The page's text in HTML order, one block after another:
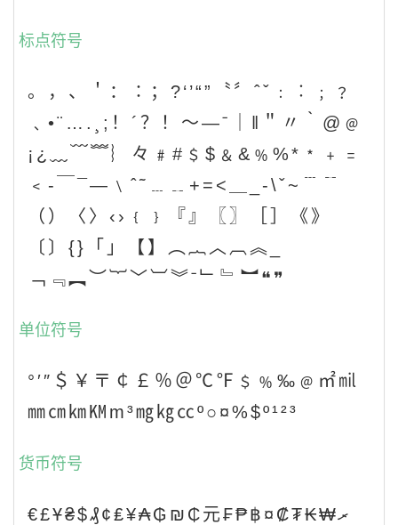
标点符号
。，、＇：∶；?‘’“”〝〞ˆˇ﹕︰﹔﹖
﹑•¨….¸;！´？！～—ˉ｜‖＂〃｀@﹫
¡¿﹏﹋﹌︴々﹟#﹩$﹠&﹪%*﹡﹢﹦
﹤‐￣¯―﹨ˆ˜﹍﹎+=<＿_-\ˇ~﹉﹊
（）〈〉‹›﹛﹜『』〖〗［］《》
〔〕{}「」【】︵︷︿︹︽_
﹁﹃︻︶︸﹀︺︾ˉ﹂﹄︼❝❞
单位符号
°′″＄￥〒￠￡％＠℃℉﹩﹪‰﹫㎡㏕
㎜㎝㎞㏎m³㎎㎏㏄º○¤%$º¹²³
货币符号
€£Ұ₴$₰¢₤¥₳₲₪₵元₣₱฿¤₡₮₭₩ރ